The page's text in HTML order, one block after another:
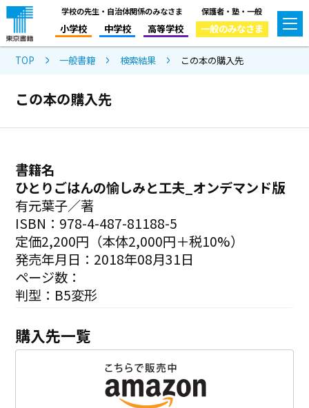
学校の先生・自治体関係のみなさま
小学校 中学校 高等学校
保護者・塾・一般
一般のみなさま
TOP 一般書籍 検索結果 この本の購入先
この本の購入先
書籍名
ひとりごはんの愉しみと工夫_オンデマンド版
有元葉子／著
ISBN：978-4-487-81188-5
定価2,200円（本体2,000円＋税10%）
発売年月日：2018年08月31日
ページ数：
判型：B5変形
購入先一覧